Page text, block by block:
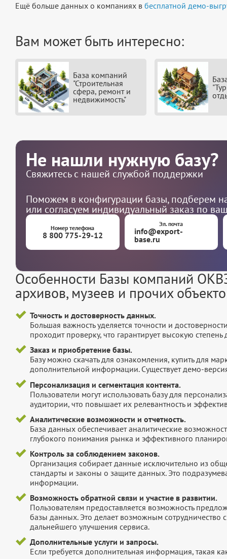
Ещё больше данных о компаниях в бесплатной демо-
Вам может быть интересно:
База компаний
"Строительная
сфера, ремонт и
недвижимость"
Не нашли нужную базу?
Свяжитесь с нашей службой поддержки
Поможем в конфигурации базы, подберем
или согласуем индивидуальный заказ по
Номер телефона
8 800 775-29-12
Эл. почта
info@export-
base.ru
Особенности Базы компаний
архивов, музеев и прочих
Точность и достоверность данных.
Большая важность уделяется точности и
проходит проверку, что гарантирует высокую
Заказ и приобретение базы.
Базу можно скачать для ознакомления, купить для
дополнительной информации. Существует демо-
Персонализация и сегментация контента.
Пользователи могут использовать базу для
аудитории, что повышает их релевантность и
Аналитические возможности и отчетность.
База данных обеспечивает аналитические
глубокого понимания рынка и эффективного
Контроль за соблюдением законов.
Организация собирает данные исключительно из
стандарты и законы о защите данных. Это
информации.
Возможность обратной связи и участие в развитии.
Пользователям предоставляется возможность
базы данных. Это делает возможным сотрудничество
дальнейшего улучшения сервиса.
Дополнительные услуги и запросы.
Если требуется дополнительная информация, такая